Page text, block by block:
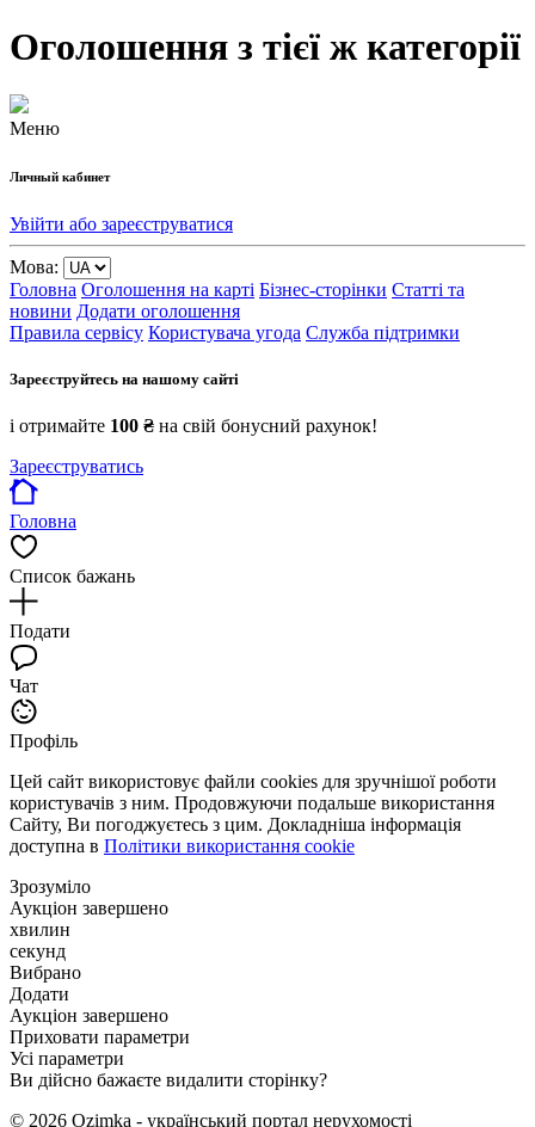
Оголошення з тієї ж категорії
Меню
Личный кабинет
Увійти або зареєструватися
Мова:
Головна Оголошення на карті Бізнес-сторінки Статті та
новини Додати оголошення
Правила сервісу Користувача угода Служба підтримки
Зареєструйтесь на нашому сайті
і отримайте 100 ₴ на свій бонусний рахунок!
Зареєструватись
Головна
Список бажань
Подати
Чат
Профіль
Цей сайт використовує файли cookies для зручнішої роботи
користувачів з ним. Продовжуючи подальше використання
Сайту, Ви погоджуєтесь з цим. Докладніша інформація
доступна в Політики використання cookie
Зрозуміло
Аукціон завершено
хвилин
секунд
Вибрано
Додати
Аукціон завершено
Приховати параметри
Усі параметри
Ви дійсно бажаєте видалити сторінку?
© 2026 Ozimka - український портал нерухомості